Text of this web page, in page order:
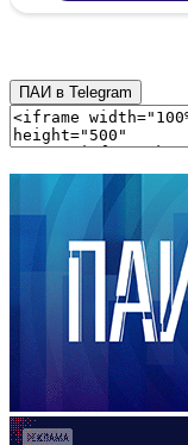
ПАИ в Telegram